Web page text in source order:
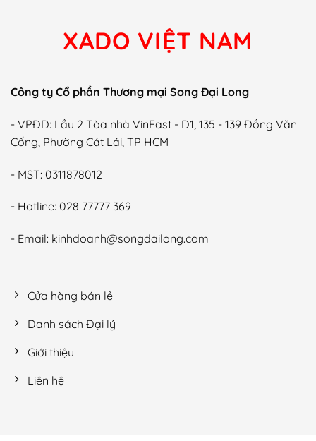
XADO VIỆT NAM
Công ty Cổ phần Thương mại Song Đại Long
- VPĐD: Lầu 2 Tòa nhà VinFast - D1, 135 - 139 Đồng Văn
Cống, Phường Cát Lái, TP HCM
- MST: 0311878012
- Hotline: 028 77777 369
- Email: kinhdoanh@songdailong.com
Cửa hàng bán lẻ
Danh sách Đại lý
Giới thiệu
Liên hệ